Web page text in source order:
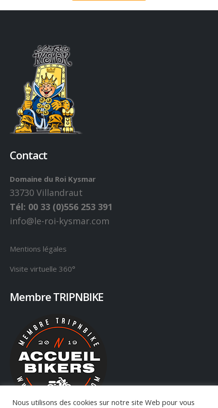
Contact
Domaine du Roi Kysmar
33730 Villandraut
Tél: 00 33 (0)556 253 391
info@le-roi-kysmar.com
Mentions légales
Visite virtuelle 360°
Membre TRIPNBIKE
Nous utilisons des cookies sur notre site Web pour vous